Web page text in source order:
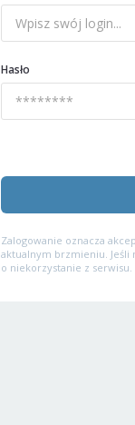
Hasło
Zalogowanie oznacza
aktualnym brzmieniu. Jeśli
o niekorzystanie z serwisu.